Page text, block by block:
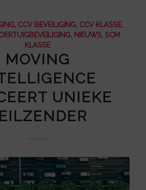
, CCV BEVEILIGING, CCV KLASSE,
, NIEUWS, SCM
KLASSE
MOVING
UNIEKE